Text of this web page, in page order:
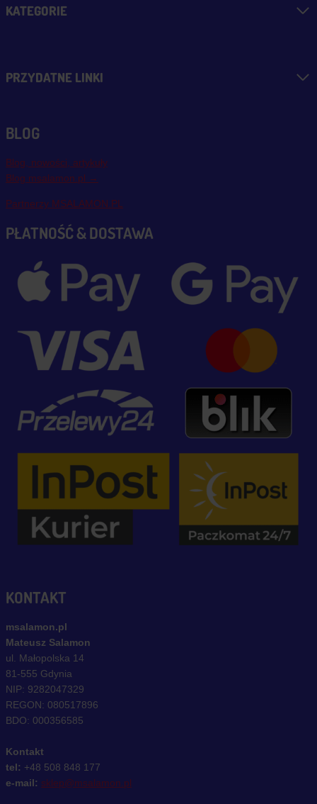
KATEGORIE
PRZYDATNE LINKI
BLOG
Blog, nowości, artykuły
Blog msalamon.pl →
Partnerzy MSALAMON.PL
PŁATNOŚĆ & DOSTAWA
KONTAKT
msalamon.pl
Mateusz Salamon
ul. Małopolska 14
81-555 Gdynia
NIP: 9282047329
REGON: 080517896
BDO: 000356585
Kontakt
tel: +48 508 848 177
e-mail: sklep@msalamon.pl